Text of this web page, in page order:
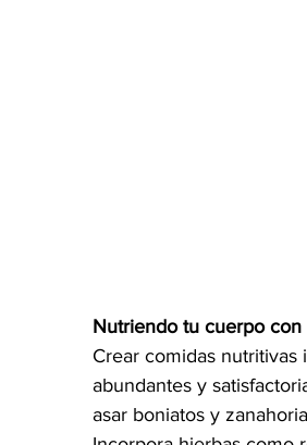
Nutriendo tu cuerpo
Crear comidas
abundantes y
asar boniatos y